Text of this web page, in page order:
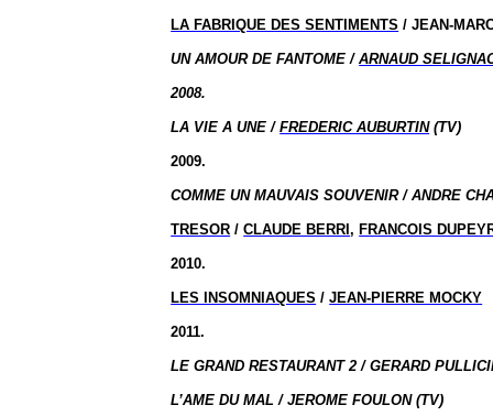
LA FABRIQUE DES SENTIMENTS / JEAN-
UN AMOUR DE FANTOME /ARNAUD
2008.
LA VIE A UNE /FREDERIC AUBURTIN(TV)
2009.
COMME UN MAUVAIS SOUVENIR / ANDRE
TRESOR /CLAUDE BERRI, FRANCOIS
2010.
LES INSOMNIAQUES /JEAN-PIERRE MOCKY
2011.
LE GRAND RESTAURANT 2 / GERARD
L’AME DU MAL / JEROME FOULON (TV)